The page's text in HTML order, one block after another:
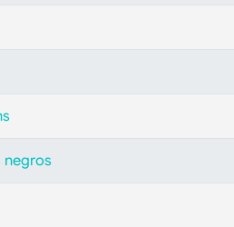
negros